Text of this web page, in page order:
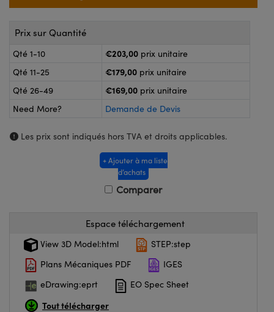
ou Coupleurs
Poche ou à Mesure Directe
: Microscopie
Prix sur Quantité
Qté 1-10 €203,00 prix unitaire
Qté 11-25
€179,00 prix unitaire
Qté 26-49
€169,00 prix unitaire
Need More?
Demande de Devis
Les prix sont indiqués hors TVA et droits applicables.
+ Ajouter à ma liste
d’achats
Comparer
Espace téléchargement
View 3D Model:html
STEP:step
Plans Mécaniques PDF
IGES
eDrawing:eprt
EO Spec Sheet
Tout télécharger